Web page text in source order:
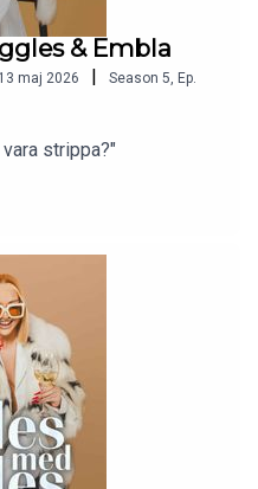
& Embla
maj 2026 | Season 5, Ep.
strippa?"